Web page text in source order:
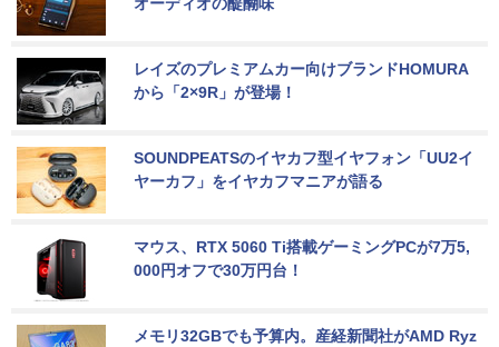
レイズのプレミアムカー向けブランドHOMURA
から「2×9R」が登場！
SOUNDPEATSのイヤカフ型イヤフォン「UU2イ
ヤーカフ」をイヤカフマニアが語る
マウス、RTX 5060 Ti搭載ゲーミングPCが7万5,
000円オフで30万円台！
メモリ32GBでも予算内。産経新聞社がAMD Ryz